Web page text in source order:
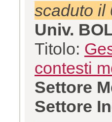
scaduto il
Univ.
Titolo:
contesti
Settore
Settore